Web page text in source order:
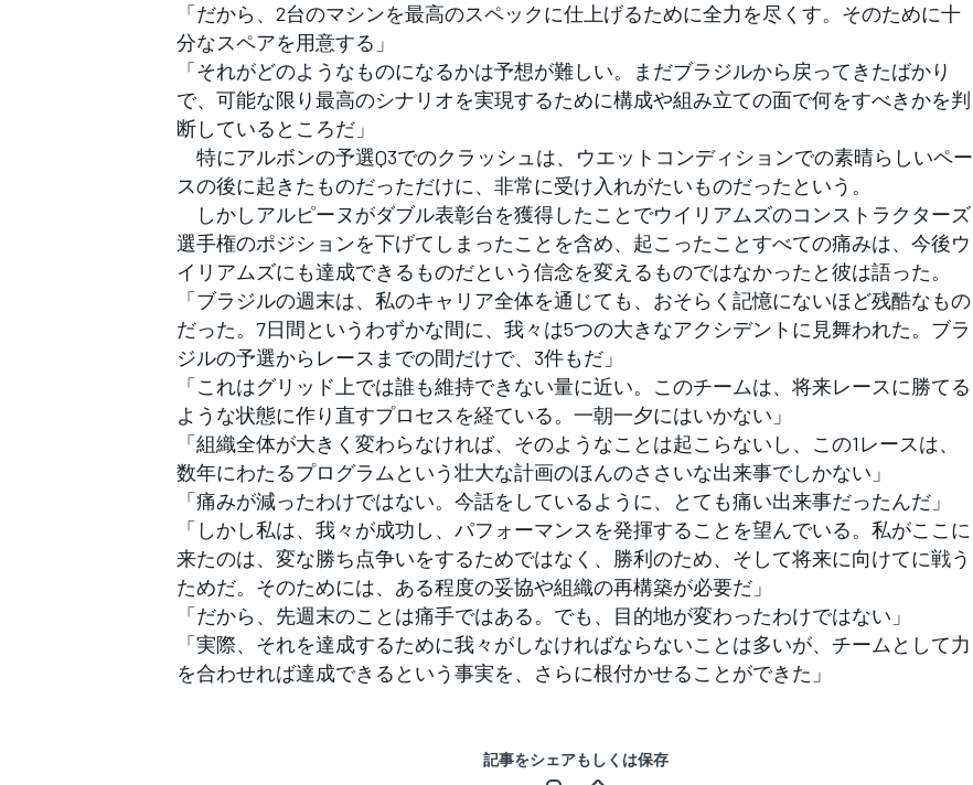
「だから、2台のマシンを最高のスペックに仕上げるために全力を尽くす。そのために十
分なスペアを用意する」
「それがどのようなものになるかは予想が難しい。まだブラジルから戻ってきたばかり
で、可能な限り最高のシナリオを実現するために構成や組み立ての面で何をすべきかを判
断しているところだ」
特にアルボンの予選Q3でのクラッシュは、ウエットコンディションでの素晴らしいペー
スの後に起きたものだっただけに、非常に受け入れがたいものだったという。
しかしアルピーヌがダブル表彰台を獲得したことでウイリアムズのコンストラクターズ
選手権のポジションを下げてしまったことを含め、起こったことすべての痛みは、今後ウ
イリアムズにも達成できるものだという信念を変えるものではなかったと彼は語った。
「ブラジルの週末は、私のキャリア全体を通じても、おそらく記憶にないほど残酷なもの
だった。7日間というわずかな間に、我々は5つの大きなアクシデントに見舞われた。ブラ
ジルの予選からレースまでの間だけで、3件もだ」
「これはグリッド上では誰も維持できない量に近い。このチームは、将来レースに勝てる
ような状態に作り直すプロセスを経ている。一朝一夕にはいかない」
「組織全体が大きく変わらなければ、そのようなことは起こらないし、この1レースは、
数年にわたるプログラムという壮大な計画のほんのささいな出来事でしかない」
「痛みが減ったわけではない。今話をしているように、とても痛い出来事だったんだ」
「しかし私は、我々が成功し、パフォーマンスを発揮することを望んでいる。私がここに
来たのは、変な勝ち点争いをするためではなく、勝利のため、そして将来に向けてに戦う
ためだ。そのためには、ある程度の妥協や組織の再構築が必要だ」
「だから、先週末のことは痛手ではある。でも、目的地が変わったわけではない」
「実際、それを達成するために我々がしなければならないことは多いが、チームとして力
を合わせれば達成できるという事実を、さらに根付かせることができた」
記事をシェアもしくは保存